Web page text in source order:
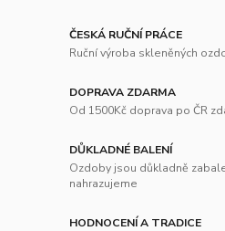
ČESKÁ RUČNÍ PRÁCE
Ruční výroba skleněných
DOPRAVA ZDARMA
Od 1500Kč doprava po ČR
DŮKLADNÉ BALENÍ
Ozdoby jsou důkladně
nahrazujeme
HODNOCENÍ A TRADICE